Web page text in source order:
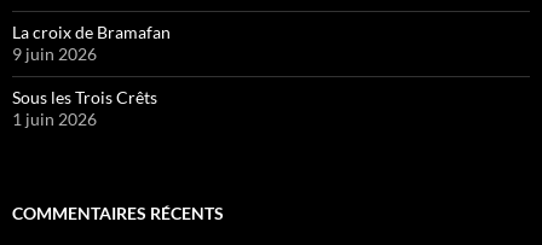
La croix de Bramafan
9 juin 2026
Sous les Trois Crêts
1 juin 2026
COMMENTAIRES RÉCENTS